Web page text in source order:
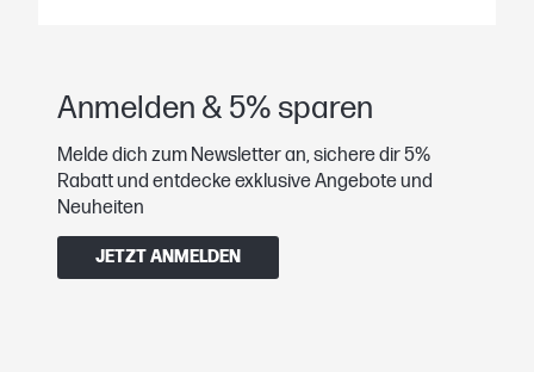
Anmelden & 5% sparen
Melde dich zum Newsletter an, sichere dir 5%
Rabatt und entdecke exklusive Angebote und
Neuheiten
JETZT ANMELDEN